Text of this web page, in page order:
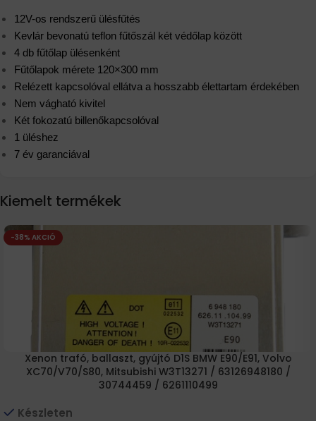
12V-os rendszerű ülésfűtés
Kevlár bevonatú teflon fűtőszál két védőlap között
4 db fűtőlap ülésenként
Fűtőlapok mérete 120×300 mm
Relézett kapcsolóval ellátva a hosszabb élettartam érdekében
Nem vágható kivitel
Két fokozatú billenőkapcsolóval
1 üléshez
7 év garanciával
Kiemelt termékek
-38% AKCIÓ
Xenon trafó, ballaszt, gyújtó D1S BMW E90/E91, Volvo
XC70/V70/S80, Mitsubishi W3T13271 / 63126948180 /
30744459 / 6261110499
Készleten